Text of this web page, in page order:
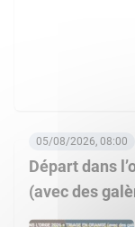
Départ dans
(avec des
05/08/2026, 08:00